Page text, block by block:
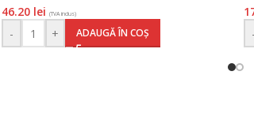
46.20 lei (TVA inclus)
- + ADAUGĂ ÎN COȘ -